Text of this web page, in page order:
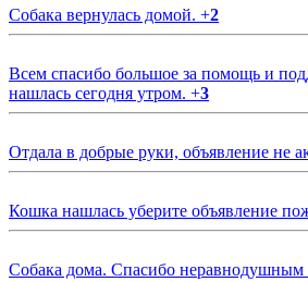
Собака вернулась домой. +2
Всем спасибо большое за помощь и
нашлась сегодня утром. +3
Отдала в добрые руки, объявление не
Кошка нашлась уберите объявление
Собака дома. Спасибо неравнодушным